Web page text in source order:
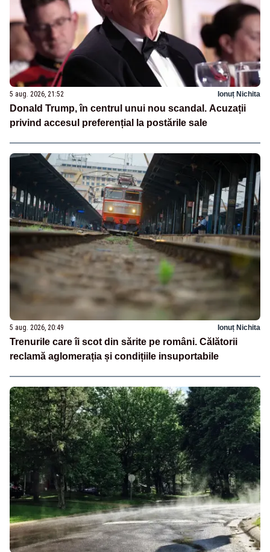
5 aug. 2026, 21:52 Ionuț Nichita
Donald Trump, în centrul unui nou scandal. Acuzații
privind accesul preferențial la postările sale
5 aug. 2026, 20:49 Ionuț Nichita
Trenurile care îi scot din sărite pe români. Călătorii
reclamă aglomerația și condițiile insuportabile